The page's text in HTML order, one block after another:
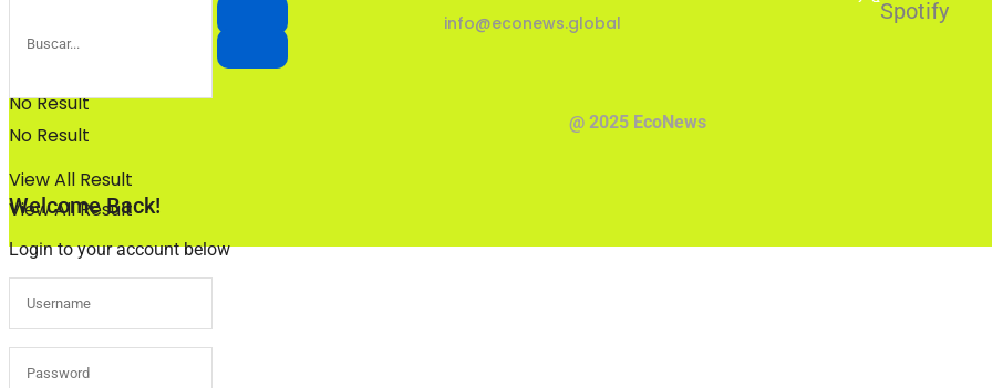
No Result
View All Result
No Result
View All Result
info@econews.global
@ 2025 EcoNews
Welcome Back!
Login to your account below